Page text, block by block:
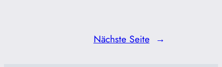
Nächste Seite →